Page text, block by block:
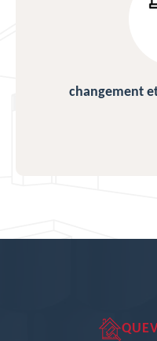
changement